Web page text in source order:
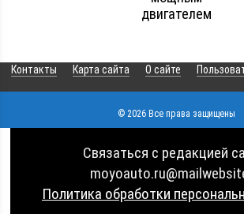
двигателем
Контакты Карта сайта О сайте
© 2026 Все права защищены
Связаться с редакцией
Политика обработки